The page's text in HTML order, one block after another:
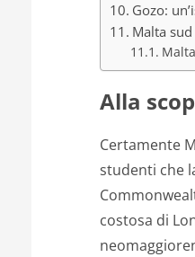
Gozo:
Malta
Alla
Certamente
studenti che
costosa di